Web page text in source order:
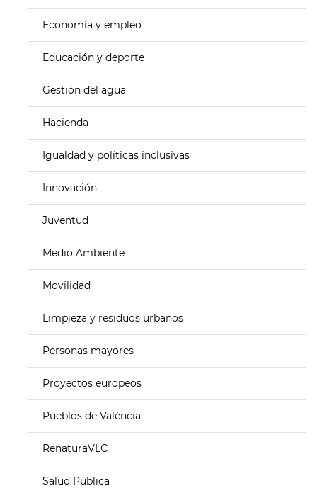
Economía y empleo
Educación y deporte
Gestión del agua
Hacienda
Igualdad y políticas inclusivas
Innovación
Juventud
Medio Ambiente
Movilidad
Limpieza y residuos urbanos
Personas mayores
Proyectos europeos
Pueblos de València
RenaturaVLC
Salud Pública